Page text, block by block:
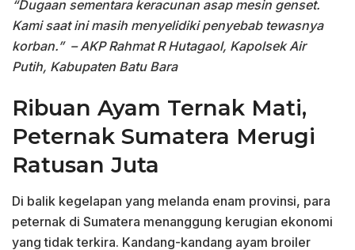
“Dugaan sementara keracunan asap mesin genset.
Kami saat ini masih menyelidiki penyebab tewasnya
korban.”– AKP Rahmat R Hutagaol, Kapolsek Air
Putih, Kabupaten Batu Bara
Ribuan Ayam Ternak Mati,
Peternak Sumatera Merugi
Ratusan Juta
Di balik kegelapan yang melanda enam provinsi, para
peternak di Sumatera menanggung kerugian ekonomi
yang tidak terkira. Kandang-kandang ayam broiler